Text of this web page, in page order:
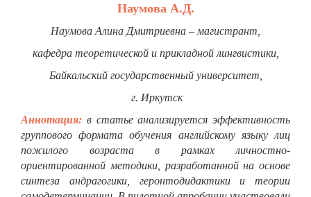
Наумова А.Д.
Наумова Алина Дмитриевна – магистрант,
кафедра теоретической и прикладной лингвистики,
Байкальский государственный университет,
г. Иркутск
Аннотация: в статье анализируется эффективность
группового формата обучения английскому языку лиц
пожилого возраста в рамках личностно-
ориентированной методики, разработанной на основе
синтеза андрагогики, геронтодидактики и теории